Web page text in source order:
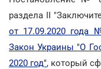
раздела ІІ
от 17.09.2020 года
Закон Украины "О
2020 год", который